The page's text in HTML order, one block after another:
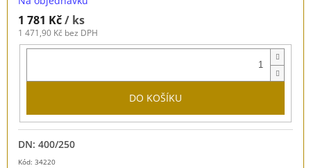
1 781 Kč/ ks
1 471,90 Kč bez DPH
DO KOŠÍKU
Kód: 34220
DN: 400/250